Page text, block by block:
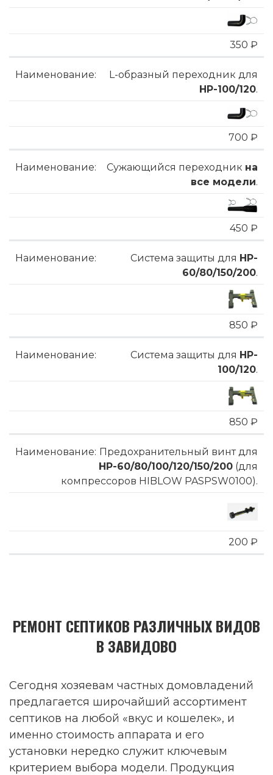
350 ₽
L-образный переходник для
HP-100/120.
700 ₽
Сужающийся переходник на
все модели.
450 ₽
Система защиты для HP-
60/80/150/200.
850 ₽
Система защиты для HP-
100/120.
850 ₽
Предохранительный винт для
HP-60/80/100/120/150/200 (для
компрессоров HIBLOW PASPSW0100).
200 ₽
РЕМОНТ СЕПТИКОВ РАЗЛИЧНЫХ ВИДОВ
В ЗАВИДОВО
Сегодня хозяевам частных домовладений
предлагается широчайший ассортимент
септиков на любой «вкус и кошелек», и
именно стоимость аппарата и его
установки нередко служит ключевым
критерием выбора модели. Продукция